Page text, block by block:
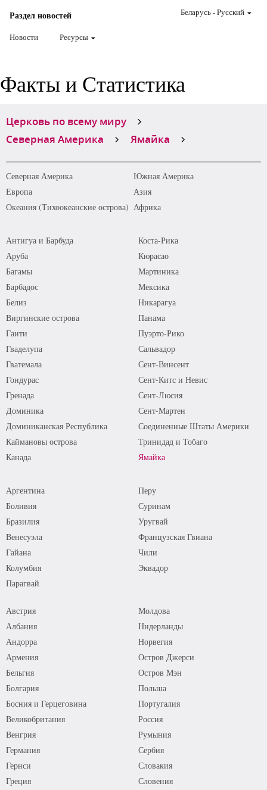
Раздел новостей
Новости Ресурсы
Беларусь-Pусский
Факты и Статистика
Церковь по всему миру
Северная Америка
Ямайка
Северная Америка
Южная Америка
Европа
Азия
Океания (Тихоокеанские острова) Африка
Антигуа и Барбуда
Аруба
Багамы
Барбадос
Белиз
Виргинские острова
Гаити
Гваделупа
Гватемала
Гондурас
Гренада
Доминика
Доминиканская Республика
Каймановы острова
Канада
Коста-Рика
Кюрасао
Мартиника
Мексика
Никарагуа
Панама
Пуэрто-Рико
Сальвадор
Сент-Винсент
Сент-Китс и Невис
Сент-Люсия
Сент-Мартен
Соединенные Штаты Америки
Тринидад и Тобаго
Ямайка
Аргентина
Боливия
Бразилия
Венесуэла
Гайана
Колумбия
Парагвай
Перу
Суринам
Уругвай
Французская Гвиана
Чили
Эквадор
Австрия
Албания
Андорра
Армения
Бельгия
Болгария
Босния и Герцеговина
Великобритания
Венгрия
Германия
Гернси
Греция
Молдова
Нидерланды
Норвегия
Остров Джерси
Остров Мэн
Польша
Португалия
Россия
Румыния
Сербия
Словакия
Словения